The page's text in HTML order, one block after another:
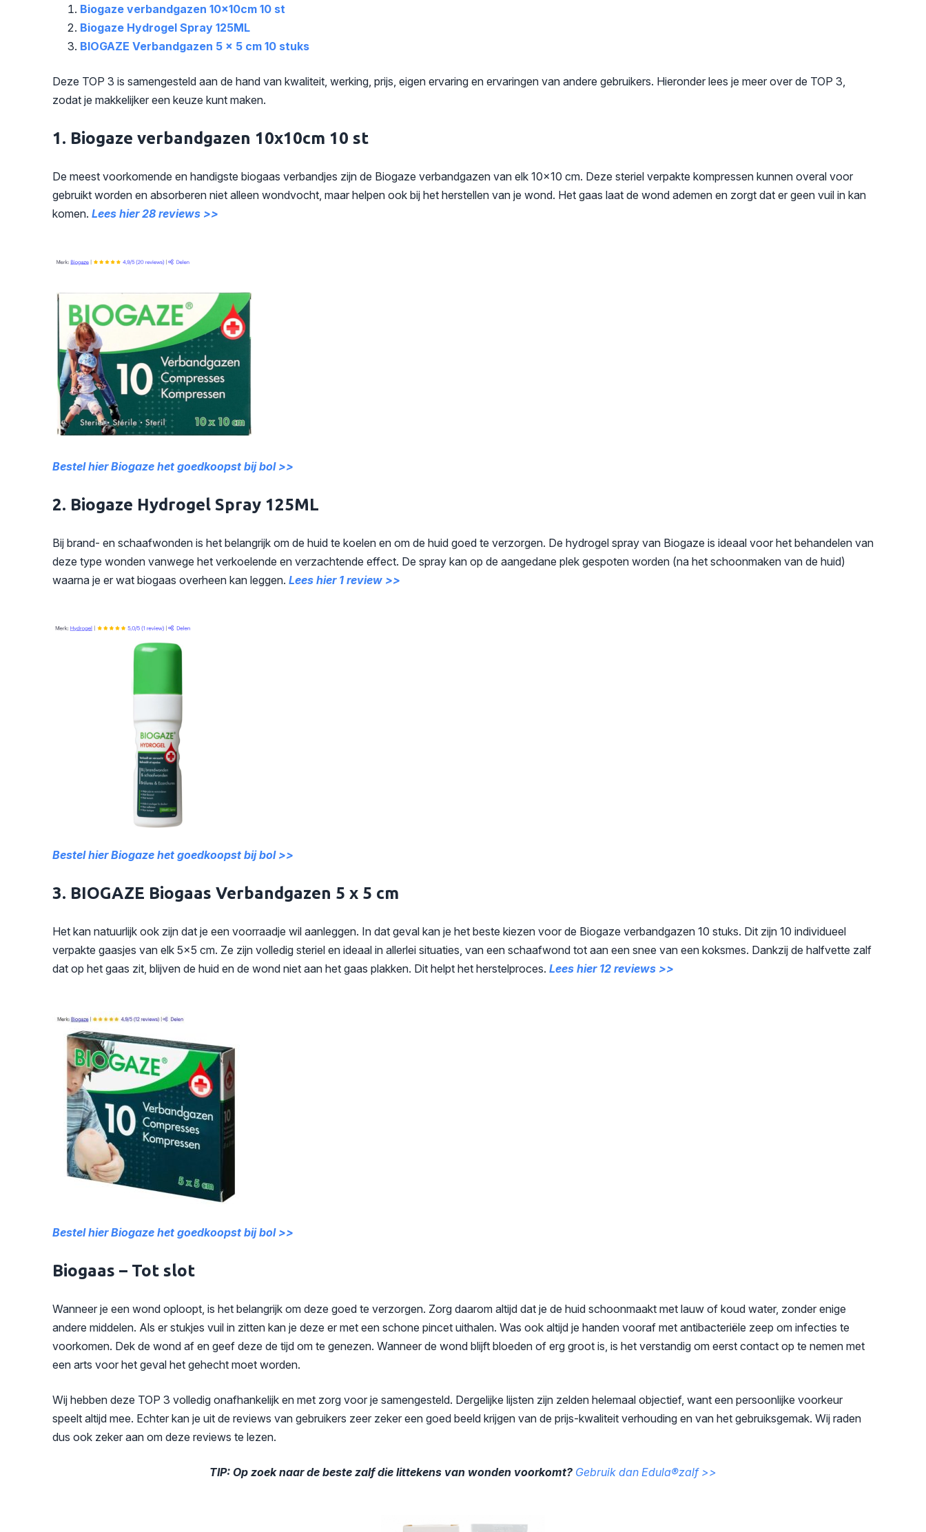
Biogaze verbandgazen 10x10cm 10 st
Biogaze Hydrogel Spray 125ML
BIOGAZE Verbandgazen 5 x 5 cm 10 stuks
Deze TOP 3 is samengesteld aan de hand van kwaliteit, werking, prijs, eigen ervaring en ervaringen van andere gebruikers. Hieronder lees je meer over de TOP 3,
zodat je makkelijker een keuze kunt maken.
1. Biogaze verbandgazen 10x10cm 10 st
De meest voorkomende en handigste biogaas verbandjes zijn de Biogaze verbandgazen van elk 10×10 cm. Deze steriel verpakte kompressen kunnen overal voor
gebruikt worden en absorberen niet alleen wondvocht, maar helpen ook bij het herstellen van je wond. Het gaas laat de wond ademen en zorgt dat er geen vuil in kan
komen. Lees hier 28 reviews >>
Bestel hier Biogaze het goedkoopst bij bol >>
2. Biogaze Hydrogel Spray 125ML
Bij brand- en schaafwonden is het belangrijk om de huid te koelen en om de huid goed te verzorgen. De hydrogel spray van Biogaze is ideaal voor het behandelen van
deze type wonden vanwege het verkoelende en verzachtende effect. De spray kan op de aangedane plek gespoten worden (na het schoonmaken van de huid)
waarna je er wat biogaas overheen kan leggen. Lees hier 1 review >>
Bestel hier Biogaze het goedkoopst bij bol >>
3. BIOGAZE Biogaas Verbandgazen 5 x 5 cm
Het kan natuurlijk ook zijn dat je een voorraadje wil aanleggen. In dat geval kan je het beste kiezen voor de Biogaze verbandgazen 10 stuks. Dit zijn 10 individueel
verpakte gaasjes van elk 5×5 cm. Ze zijn volledig steriel en ideaal in allerlei situaties, van een schaafwond tot aan een snee van een koksmes. Dankzij de halfvette zalf
dat op het gaas zit, blijven de huid en de wond niet aan het gaas plakken. Dit helpt het herstelproces. Lees hier 12 reviews >>
Bestel hier Biogaze het goedkoopst bij bol >>
Biogaas – Tot slot
Wanneer je een wond oploopt, is het belangrijk om deze goed te verzorgen. Zorg daarom altijd dat je de huid schoonmaakt met lauw of koud water, zonder enige
andere middelen. Als er stukjes vuil in zitten kan je deze er met een schone pincet uithalen. Was ook altijd je handen vooraf met antibacteriële zeep om infecties te
voorkomen. Dek de wond af en geef deze de tijd om te genezen. Wanneer de wond blijft bloeden of erg groot is, is het verstandig om eerst contact op te nemen met
een arts voor het geval het gehecht moet worden.
Wij hebben deze TOP 3 volledig onafhankelijk en met zorg voor je samengesteld. Dergelijke lijsten zijn zelden helemaal objectief, want een persoonlijke voorkeur
speelt altijd mee. Echter kan je uit de reviews van gebruikers zeer zeker een goed beeld krijgen van de prijs-kwaliteit verhouding en van het gebruiksgemak. Wij raden
dus ook zeker aan om deze reviews te lezen.
TIP: Op zoek naar de beste zalf die littekens van wonden voorkomt? Gebruik dan Edula®zalf >>